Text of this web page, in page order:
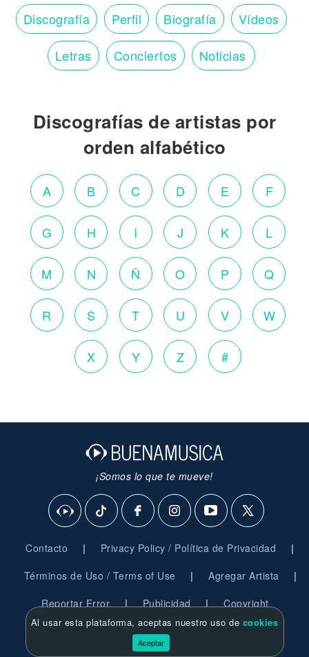
Discografía Perfil Biografía Vídeos
Letras Conciertos Noticias
Discografías de artistas por
orden alfabético
A B C D E F
G H I J K L
M N Ñ O P Q
R S T U V W
X Y Z #
¡Somos lo que te mueve!
Contacto | Privacy Policy / Política de Privacidad |
Términos de Uso / Terms of Use | Agregar Artista |
Reportar Error | Publicidad | Copyright
© 2026 BuenaMusica.com - Derechos Reservados
Al usar esta plataforma, aceptas nuestro uso de cookies
Aceptar